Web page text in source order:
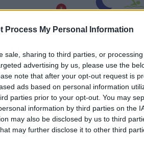
Process My Personal Information
sale, sharing to third parties, or
advertising by us, please use the
note that after your opt-out request is
ads based on personal information
parties prior to your opt-out. You may
information by third parties on the
may also be disclosed by us to third
may further disclose it to other third
ΚΑΘΑΡΟΣ
ΚΑΘΑΡΟΣ
ΚΑΘΑΡΟΣ